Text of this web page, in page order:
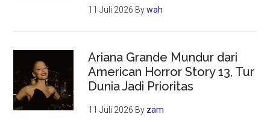
11 Juli 2026 Bywah
Ariana Grande Mundur dari
American Horror Story 13, Tur
Dunia Jadi Prioritas
11 Juli 2026 By zam